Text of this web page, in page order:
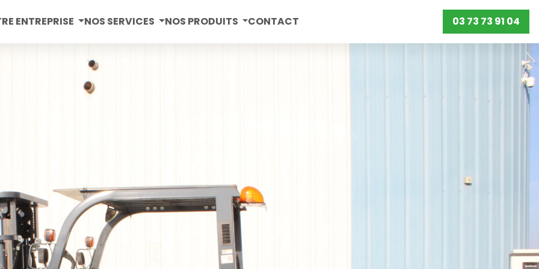
ENTREPRISE NOS SERVICES NOS PRODUITS CONTACT 03 73 73 91 04